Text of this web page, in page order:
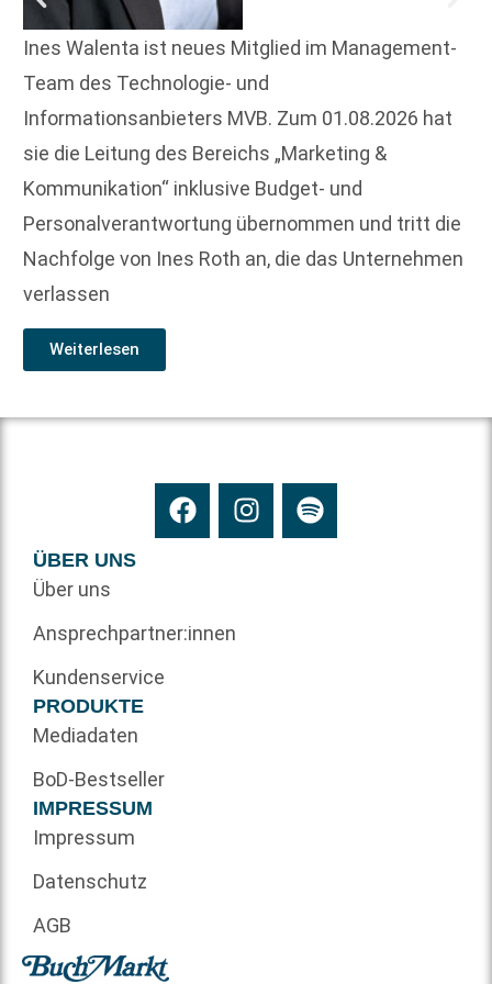
Ines Walenta ist neues Mitglied im Management-
Team des Technologie- und
Informationsanbieters MVB. Zum 01.08.2026 hat
sie die Leitung des Bereichs „Marketing &
Kommunikation“ inklusive Budget- und
Personalverantwortung übernommen und tritt die
Nachfolge von Ines Roth an, die das Unternehmen
verlassen
Weiterlesen
ÜBER UNS
Über uns
Ansprechpartner:innen
Kundenservice
PRODUKTE
Mediadaten
BoD-Bestseller
IMPRESSUM
Impressum
Datenschutz
AGB